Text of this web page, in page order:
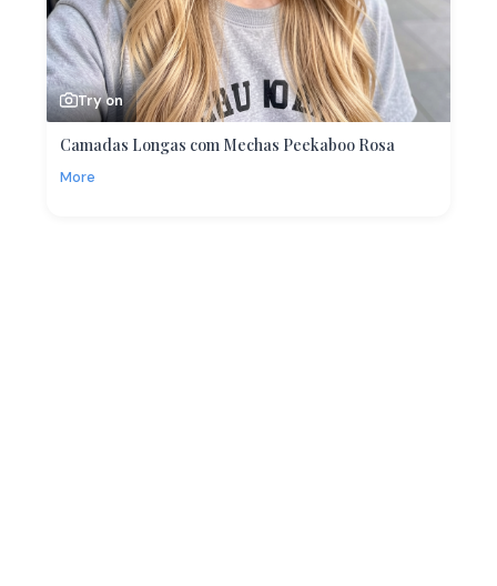
Try on
Camadas Longas com Mechas Peekaboo Rosa
More